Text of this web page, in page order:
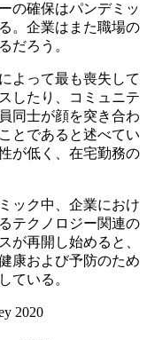
の確保はパンデミッ
。企業はまた職場の
だろう。
よって最も喪失して
したり、コミュニテ
同士が顔を突き合わ
とであると述べてい
が低く、在宅勤務の
ック中、企業におけ
テクノロジー関連の
が再開し始めると、
康および予防のため
ている。
2020